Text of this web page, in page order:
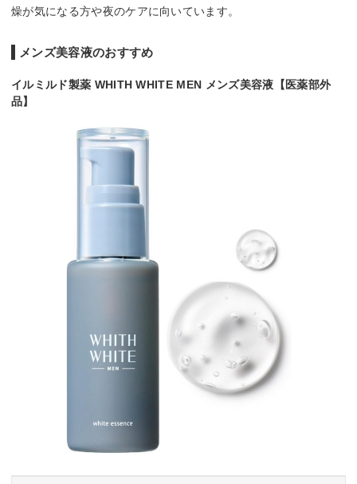
燥が気になる方や夜のケアに向いています。
メンズ美容液のおすすめ
イルミルド製薬 WHITH WHITE MEN メンズ美容液【医薬部外
品】